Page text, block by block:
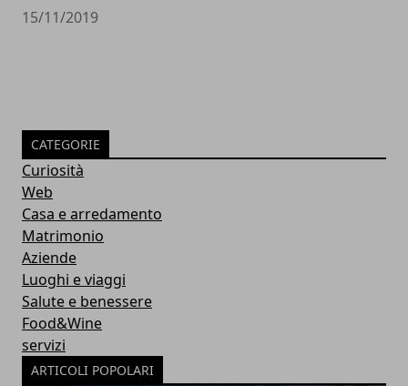
15/11/2019
CATEGORIE
Curiosità
Web
Casa e arredamento
Matrimonio
Aziende
Luoghi e viaggi
Salute e benessere
Food&Wine
servizi
ARTICOLI POPOLARI